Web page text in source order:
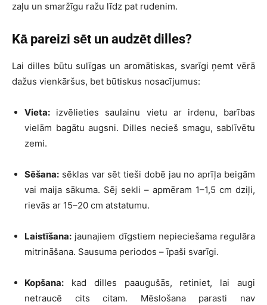
zaļu un smaržīgu ražu līdz pat rudenim.
Kā pareizi sēt un audzēt dilles?
Lai dilles būtu sulīgas un aromātiskas, svarīgi ņemt vērā
dažus vienkāršus, bet būtiskus nosacījumus:
Vieta: izvēlieties saulainu vietu ar irdenu, barības
vielām bagātu augsni. Dilles necieš smagu, sablīvētu
zemi.
Sēšana: sēklas var sēt tieši dobē jau no aprīļa beigām
vai maija sākuma. Sēj sekli – apmēram 1–1,5 cm dziļi,
rievās ar 15–20 cm atstatumu.
Laistīšana: jaunajiem dīgstiem nepieciešama regulāra
mitrināšana. Sausuma periodos – īpaši svarīgi.
Kopšana: kad dilles paaugušās, retiniet, lai augi
netraucē cits citam. Mēslošana parasti nav